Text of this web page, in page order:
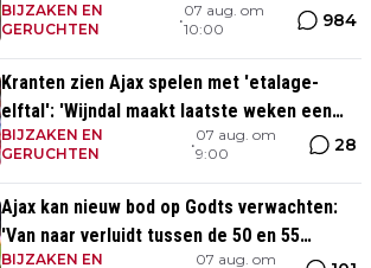
vertrekt'
BIJZAKEN EN
GERUCHTEN
•
07 aug. om
10:00
984
Kranten zien Ajax spelen met 'etalage-
elftal': 'Wijndal maakt laatste weken een
prima indruk'
BIJZAKEN EN
GERUCHTEN
•
07 aug. om
9:00
28
Ajax kan nieuw bod op Godts verwachten:
'Van naar verluidt tussen de 50 en 55
BIJZAKEN EN
07 aug. om